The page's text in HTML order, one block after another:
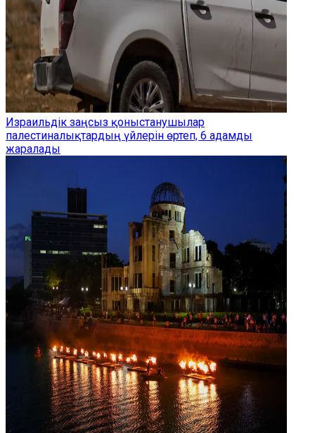
Израильдік заңсыз қоныстанушылар
палестиналықтардың үйлерін өртеп, 6 адамды
жаралады